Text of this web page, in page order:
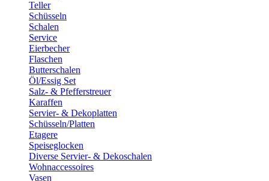
Teller
Schüsseln
Schalen
Service
Eierbecher
Flaschen
Butterschalen
Öl/Essig Set
Salz- & Pfefferstreuer
Karaffen
Servier- & Dekoplatten
Schüsseln/Platten
Etagere
Speiseglocken
Diverse Servier- & Dekoschalen
Wohnaccessoires
Vasen